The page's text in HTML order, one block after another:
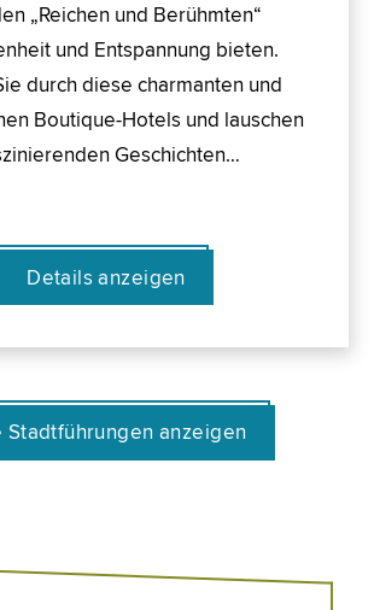
„Reichen und Berühmten“
und Entspannung bieten.
durch diese charmanten und
Boutique-Hotels und lauschen
Geschichten…
Details anzeigen
Stadtführungen anzeigen